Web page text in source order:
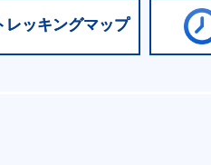
レッキングマップ